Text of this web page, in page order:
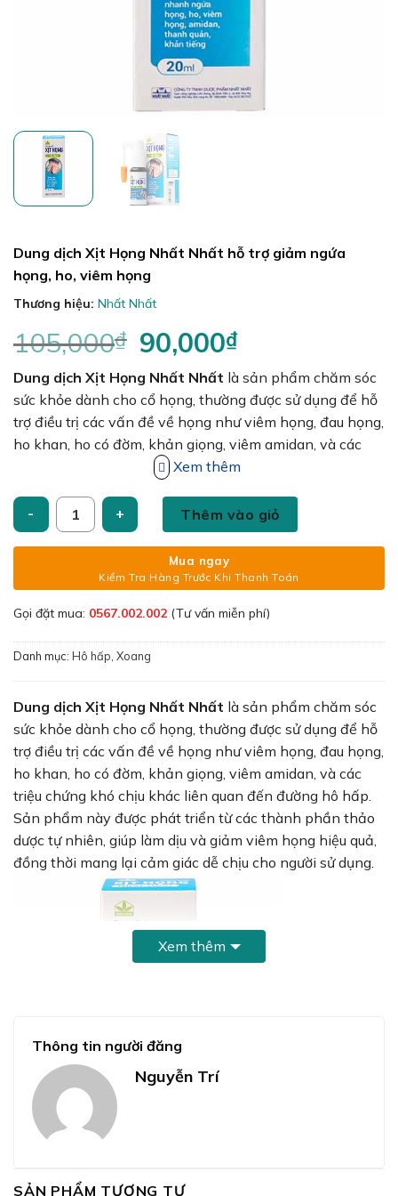
Dung dịch Xịt Họng Nhất Nhất hỗ trợ giảm ngứa
họng, ho, viêm họng
Thương hiệu: Nhất Nhất
105,000₫ Giá
gốc
là:
105,000₫.
90,000₫Giá
tại
là:
90,000₫.
Dung dịch Xịt Họng Nhất Nhất là sản phẩm chăm sóc
sức khỏe dành cho cổ họng, thường được sử dụng để hỗ
trợ điều trị các vấn đề về họng như viêm họng, đau họng,
ho khan, ho có đờm, khản giọng, viêm amidan, và các
triệu chứng khó chịu khác liên quan đến đường hô hấp.
dược tự nhiên, giúp làm dịu và giảm viêm họng hiệu quả,
đồng thời mang lại cảm giác dễ chịu cho người sử dụng.
Xem thêm
Dung dịch Xịt Họng Nhất Nhất hỗ trợ giảm ngứa họng, ho,
Thêm vào giỏ
Mua ngay
Kiểm Tra Hàng Trước Khi Thanh Toán
Gọi đặt mua: 0567.002.002 (Tư vấn miễn phí)
Danh mục: Hô hấp, Xoang
Dung dịch Xịt Họng Nhất Nhất là sản phẩm chăm sóc
sức khỏe dành cho cổ họng, thường được sử dụng để hỗ
trợ điều trị các vấn đề về họng như viêm họng, đau họng,
ho khan, ho có đờm, khản giọng, viêm amidan, và các
triệu chứng khó chịu khác liên quan đến đường hô hấp.
Sản phẩm này được phát triển từ các thành phần thảo
dược tự nhiên, giúp làm dịu và giảm viêm họng hiệu quả,
đồng thời mang lại cảm giác dễ chịu cho người sử dụng.
Xem thêm
Thông tin người đăng
Nguyễn Trí
SẢN PHẨM TƯƠNG TỰ